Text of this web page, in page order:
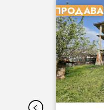
ПРОДАВА